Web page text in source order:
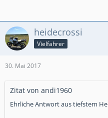
g
heidecrossi
Vielfahrer
30. Mai 2017
Zitat von andi1960
Ehrliche Antwort aus tiefstem